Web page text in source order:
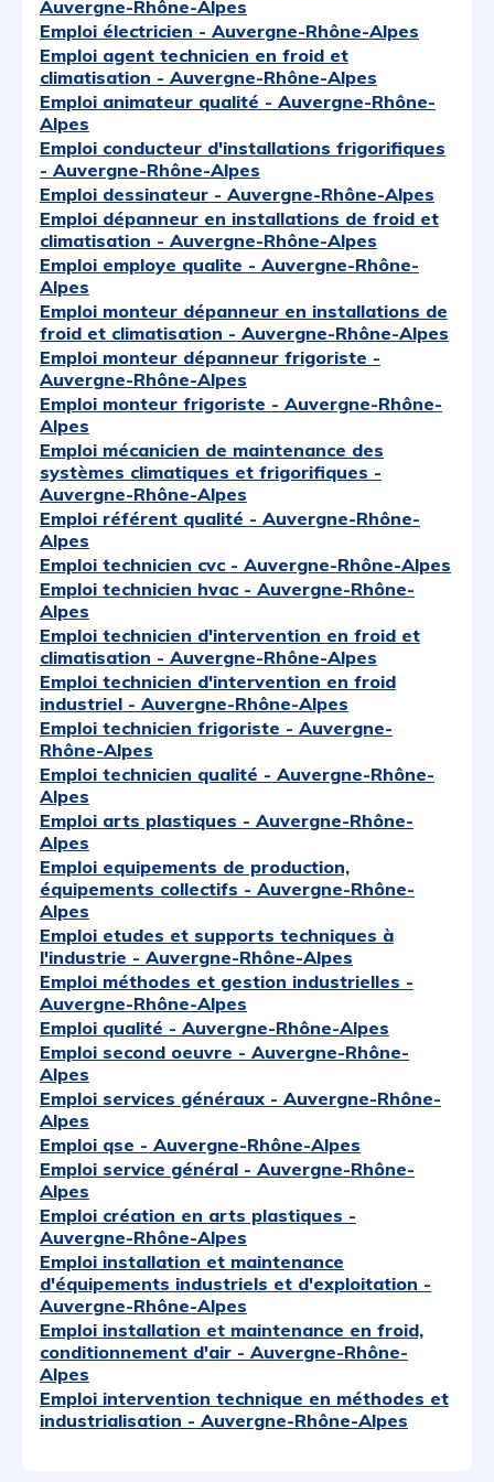
Auvergne-Rhône-Alpes
Emploi électricien - Auvergne-Rhône-Alpes
Emploi agent technicien en froid et
climatisation - Auvergne-Rhône-Alpes
Emploi animateur qualité - Auvergne-Rhône-
Alpes
Emploi conducteur d'installations frigorifiques
- Auvergne-Rhône-Alpes
Emploi dessinateur - Auvergne-Rhône-Alpes
Emploi dépanneur en installations de froid et
climatisation - Auvergne-Rhône-Alpes
Emploi employe qualite - Auvergne-Rhône-
Alpes
Emploi monteur dépanneur en installations de
froid et climatisation - Auvergne-Rhône-Alpes
Emploi monteur dépanneur frigoriste -
Auvergne-Rhône-Alpes
Emploi monteur frigoriste - Auvergne-Rhône-
Alpes
Emploi mécanicien de maintenance des
systèmes climatiques et frigorifiques -
Auvergne-Rhône-Alpes
Emploi référent qualité - Auvergne-Rhône-
Alpes
Emploi technicien cvc - Auvergne-Rhône-Alpes
Emploi technicien hvac - Auvergne-Rhône-
Alpes
Emploi technicien d'intervention en froid et
climatisation - Auvergne-Rhône-Alpes
Emploi technicien d'intervention en froid
industriel - Auvergne-Rhône-Alpes
Emploi technicien frigoriste - Auvergne-
Rhône-Alpes
Emploi technicien qualité - Auvergne-Rhône-
Alpes
Emploi arts plastiques - Auvergne-Rhône-
Alpes
Emploi equipements de production,
équipements collectifs - Auvergne-Rhône-
Alpes
Emploi etudes et supports techniques à
l'industrie - Auvergne-Rhône-Alpes
Emploi méthodes et gestion industrielles -
Auvergne-Rhône-Alpes
Emploi qualité - Auvergne-Rhône-Alpes
Emploi second oeuvre - Auvergne-Rhône-
Alpes
Emploi services généraux - Auvergne-Rhône-
Alpes
Emploi qse - Auvergne-Rhône-Alpes
Emploi service général - Auvergne-Rhône-
Alpes
Emploi création en arts plastiques -
Auvergne-Rhône-Alpes
Emploi installation et maintenance
d'équipements industriels et d'exploitation -
Auvergne-Rhône-Alpes
Emploi installation et maintenance en froid,
conditionnement d'air - Auvergne-Rhône-
Alpes
Emploi intervention technique en méthodes et
industrialisation - Auvergne-Rhône-Alpes